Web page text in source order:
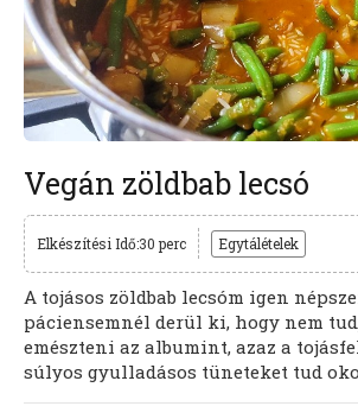
Vegán zöldbab lecsó
Elkészítési Idő:30 perc Egytálételek
A tojásos zöldbab lecsóm igen
páciensemnél derül ki, hogy nem
emészteni az albumint, azaz a
súlyos gyulladásos tüneteket tud